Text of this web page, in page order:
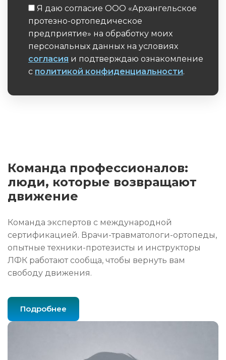
Я даю согласие ООО «Архангельское
протезно-ортопедическое
предприятие» на обработку моих
персональных данных на условиях
согласия и подтверждаю ознакомление
с политикой конфиденциальности.
Команда профессионалов:
люди, которые возвращают
движение
Команда экспертов с международной
сертификацией. Врачи-травматологи-ортопеды,
опытные техники-протезисты и инструкторы
ЛФК работают сообща, чтобы вернуть вам
свободу движения.
Подробнее